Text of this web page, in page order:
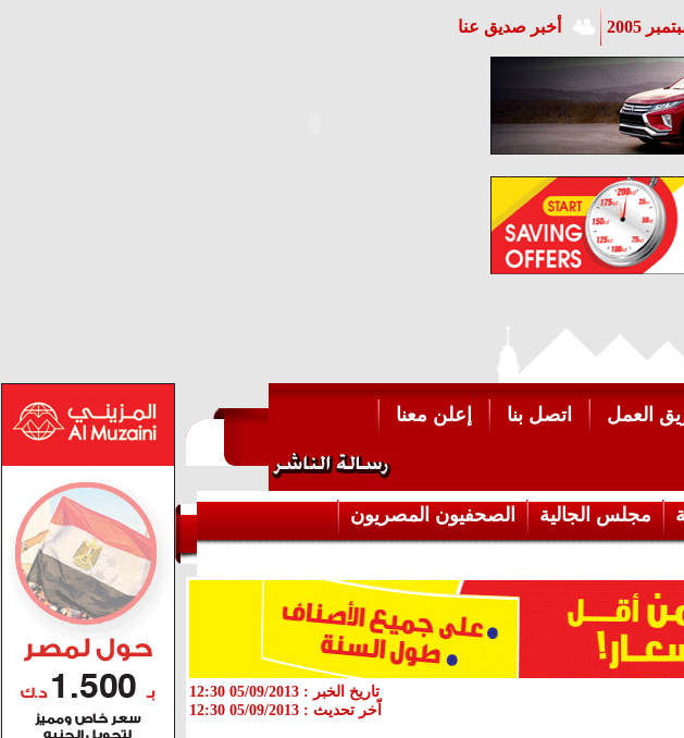
2005 أخبر صديق عنا
العمل اتصل بنا إعلن معنا
مجلس الجالية
الصحفيون المصريون
تاريخ الخبر : 05/09/2013 12:30
اّخر تحديث : 05/09/2013 12:30